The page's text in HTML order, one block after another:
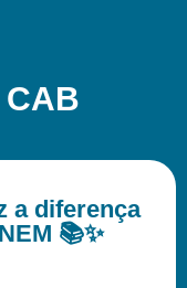
a diferença
📚✨